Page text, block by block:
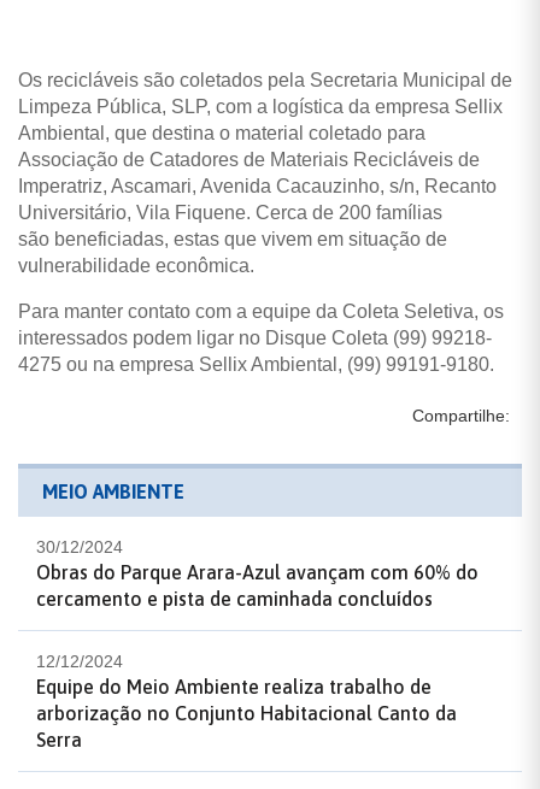
Os recicláveis são coletados pela Secretaria Municipal de
Limpeza Pública, SLP, com a logística da empresa Sellix
Ambiental, que destina o material coletado para
Associação de Catadores de Materiais Recicláveis de
Imperatriz, Ascamari, Avenida Cacauzinho, s/n, Recanto
Universitário, Vila Fiquene. Cerca de 200 famílias
são beneficiadas, estas que vivem em situação de
vulnerabilidade econômica.
Para manter contato com a equipe da Coleta Seletiva, os
interessados podem ligar no Disque Coleta (99) 99218-
4275 ou na empresa Sellix Ambiental, (99) 99191-9180.
Compartilhe:
MEIO AMBIENTE
30/12/2024
Obras do Parque Arara-Azul avançam com 60% do
cercamento e pista de caminhada concluídos
12/12/2024
Equipe do Meio Ambiente realiza trabalho de
arborização no Conjunto Habitacional Canto da
Serra